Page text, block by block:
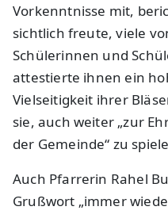
Vorkenntnisse mit,
sichtlich freute, viele
Schülerinnen und
attestierte ihnen ein
Vielseitigkeit ihrer
sie, auch weiter „zur
der Gemeinde“ zu
Auch Pfarrerin Rahel
Grußwort „immer